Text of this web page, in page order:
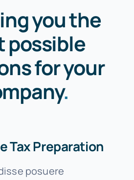
you the
possible
for your
.
Tax Preparation
posuere